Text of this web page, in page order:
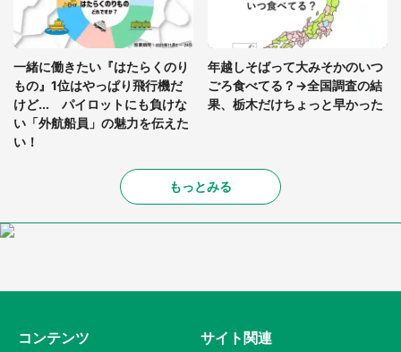
一緒に働きたい『はたらくのり
もの』1位はやっぱり飛行機だ
けど... パイロットにも負けな
い「外航船員」の魅力を伝えた
い！
年越しそばって大みそかのいつ
ごろ食べてる？→全国調査の結
果、栃木だけちょっと早かった
もっとみる
コンテンツ サイト関連